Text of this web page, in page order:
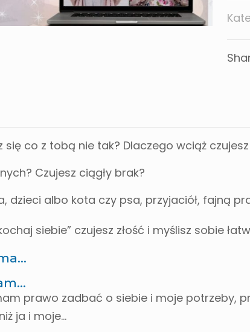
się co z tobą nie tak? Dlaczego wciąż
Czujesz ciągły brak?
dzieci albo kota czy psa, przyjaciół, fajną
siebie” czujesz złość i myślisz sobie
prawo zadbać o siebie i moje potrzeby,
ja i moje…